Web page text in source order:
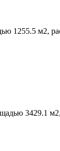
1255.5 м2,
3429.1